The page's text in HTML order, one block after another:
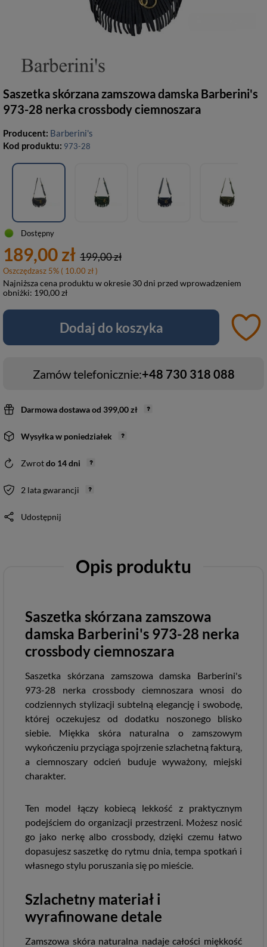
Saszetka skórzana zamszowa damska Barberini's
973-28 nerka crossbody ciemnoszara
Producent: Barberini's
Kod produktu: 973-28
Dostępny
189,00 zł 199,00 zł
Oszczędzasz 5% ( 10.00 zł )
Najniższa cena produktu w okresie 30 dni przed wprowadzeniem
obniżki: 190,00 zł
Dodaj do koszyka
Zamów telefonicznie:+48 730 318 088
Darmowa dostawaod 399,00 zł
Wysyłkaw poniedziałek
Zwrotdo 14dni
2 lata gwarancji
Udostępnij
Opis produktu
Saszetka skórzana zamszowa
damska Barberini's 973-28 nerka
crossbody ciemnoszara
Saszetka skórzana zamszowa damska Barberini's
973-28 nerka crossbody ciemnoszara wnosi do
codziennych stylizacji subtelną elegancję i swobodę,
której oczekujesz od dodatku noszonego blisko
siebie. Miękka skóra naturalna o zamszowym
wykończeniu przyciąga spojrzenie szlachetną fakturą,
a ciemnoszary odcień buduje wyważony, miejski
charakter.
Ten model łączy kobiecą lekkość z praktycznym
podejściem do organizacji przestrzeni. Możesz nosić
go jako nerkę albo crossbody, dzięki czemu łatwo
dopasujesz saszetkę do rytmu dnia, tempa spotkań i
własnego stylu poruszania się po mieście.
Szlachetny materiał i
wyrafinowane detale
Zamszowa skóra naturalna nadaje całości miękkość